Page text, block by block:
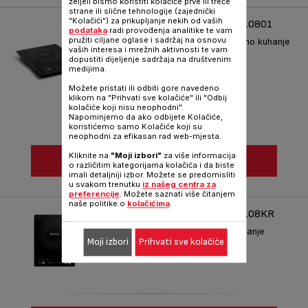
INDUKCIJSKO KUHALO IH210801
Elegantan dizajn za jednostavno kuhanje
Oznaka :IH210801
POGLEDAJ JOŠ
Uporedi
INDUKCIJSKO KUHALO IH2108KR
Elegancija za jednostavno kuhanje
strane ili slične tehnologije (zajednički
"Kolačići") za prikupljanje nekih od vaših
podatakaradi provođenja analitike te vam
pružiti ciljane oglase i sadržaj na osnovu
vaših interesa i mrežnih aktivnosti te vam
dopustiti dijeljenje sadržaja na društvenim
medijima.
Možete pristati ili odbiti gore navedeno
klikom na "Prihvati sve kolačiće" ili "Odbij
kolačiće koji nisu neophodni".
Napominjemo da ako odbijete Kolačiće,
koristićemo samo Kolačiće koji su
neophodni za efikasan rad web-mjesta.
Kliknite na "Moji izbori" za više informacija
o različitim kategorijama kolačića i da biste
imali detaljniji izbor. Možete se predomisliti
u svakom trenutku iz našeg centra za
preferencije. Možete saznati više čitanjem
naše politike o kolačićima.
Moji izbori Prihvati sve kolačiće